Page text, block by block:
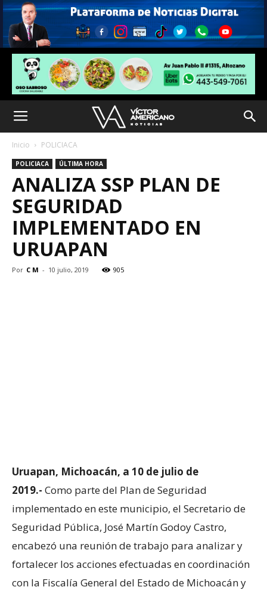
Inicio POLICIACA
POLICIACA ÚLTIMA HORA
ANALIZA SSP PLAN DE
SEGURIDAD
IMPLEMENTADO EN
URUAPAN
Por C M - 10 julio, 2019 905
Uruapan, Michoacán, a 10 de julio de
2019.- Como parte del Plan de Seguridad
implementado en este municipio, el Secretario de
Seguridad Pública, José Martín Godoy Castro,
encabezó una reunión de trabajo para analizar y
fortalecer los acciones efectuadas en coordinación
con la Fiscalía General del Estado de Michoacán y